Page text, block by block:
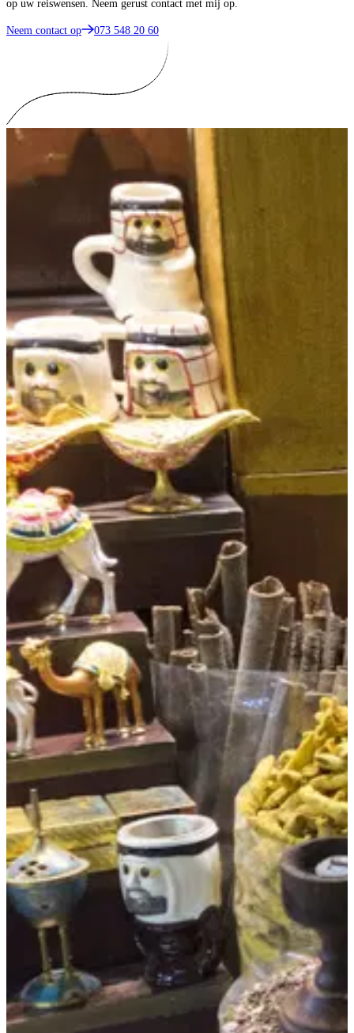
op uw reiswensen. Neem gerust contact met mij op.
Neem contact op 073 548 20 60